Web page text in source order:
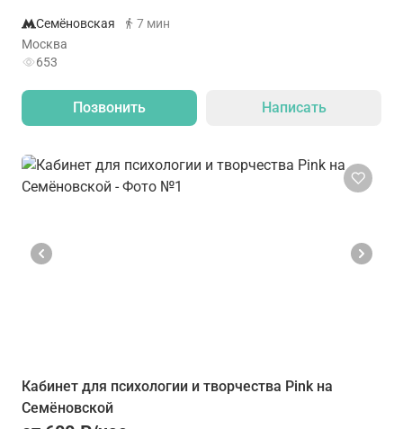
Семёновская
7 мин
Москва
653
Позвонить Написать
Кабинет для психологии и творчества Pink на
Семёновской